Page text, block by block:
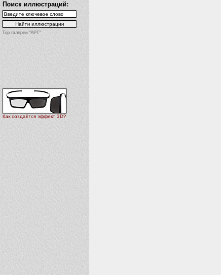
Поиск иллюстраций:
Top галереи "АРТ"
Как создаётся эффект 3D?